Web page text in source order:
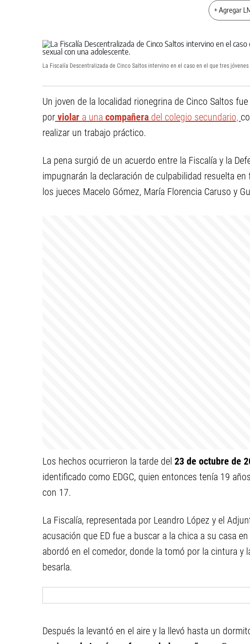
+ Agregar
La Fiscalía Descentralizada de Cinco Saltos intervino en el caso en el que tres
Un joven de la localidad rionegrina de Cinco Saltos fue
por violar a una compañera del colegio secundario,
realizar un trabajo práctico.
La pena surgió de un acuerdo entre la Fiscalía y la
impugnarán la declaración de culpabilidad resuelta
los jueces Macelo Gómez, María Florencia Caruso y
Los hechos ocurrieron la tarde del 23 de octubre de
identificado como EDGC, quien entonces tenía 19
con 17.
La Fiscalía, representada por Leandro López y el
acusación que ED fue a buscar a la chica a su casa
abordó en el comedor, donde la tomó por la cintura y
besarla.
Después la levantó en el aire y la llevó hasta un